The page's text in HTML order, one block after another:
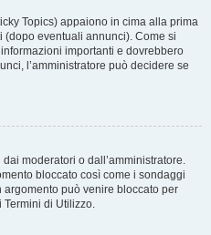
Topics) appaiono in cima alla prima
(dopo eventuali annunci). Come si
importanti e dovrebbero
l’amministratore può decidere se
moderatori o dall’amministratore.
bloccato così come i sondaggi
può venire bloccato per
Termini di Utilizzo.